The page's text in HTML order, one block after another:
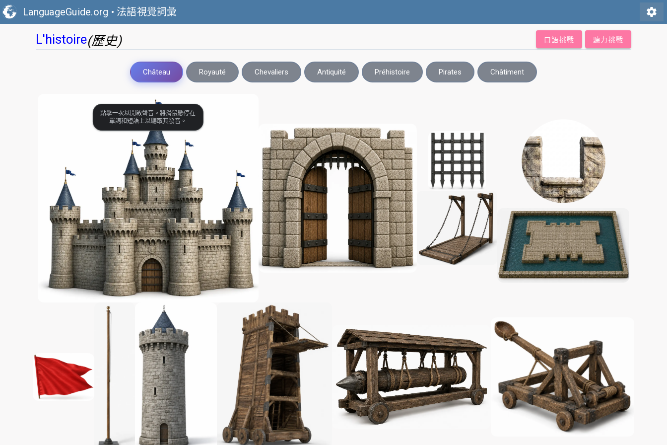
LanguageGuide.org • 法語視覺詞彙 settings
L'histoire(歷史) 口語挑戰 聽力挑戰
Château Royauté Chevaliers Antiquité Préhistoire Pirates Châtiment
點擊一次以開啟聲音。將滑鼠懸停在
單詞和短語上以聽取其發音。